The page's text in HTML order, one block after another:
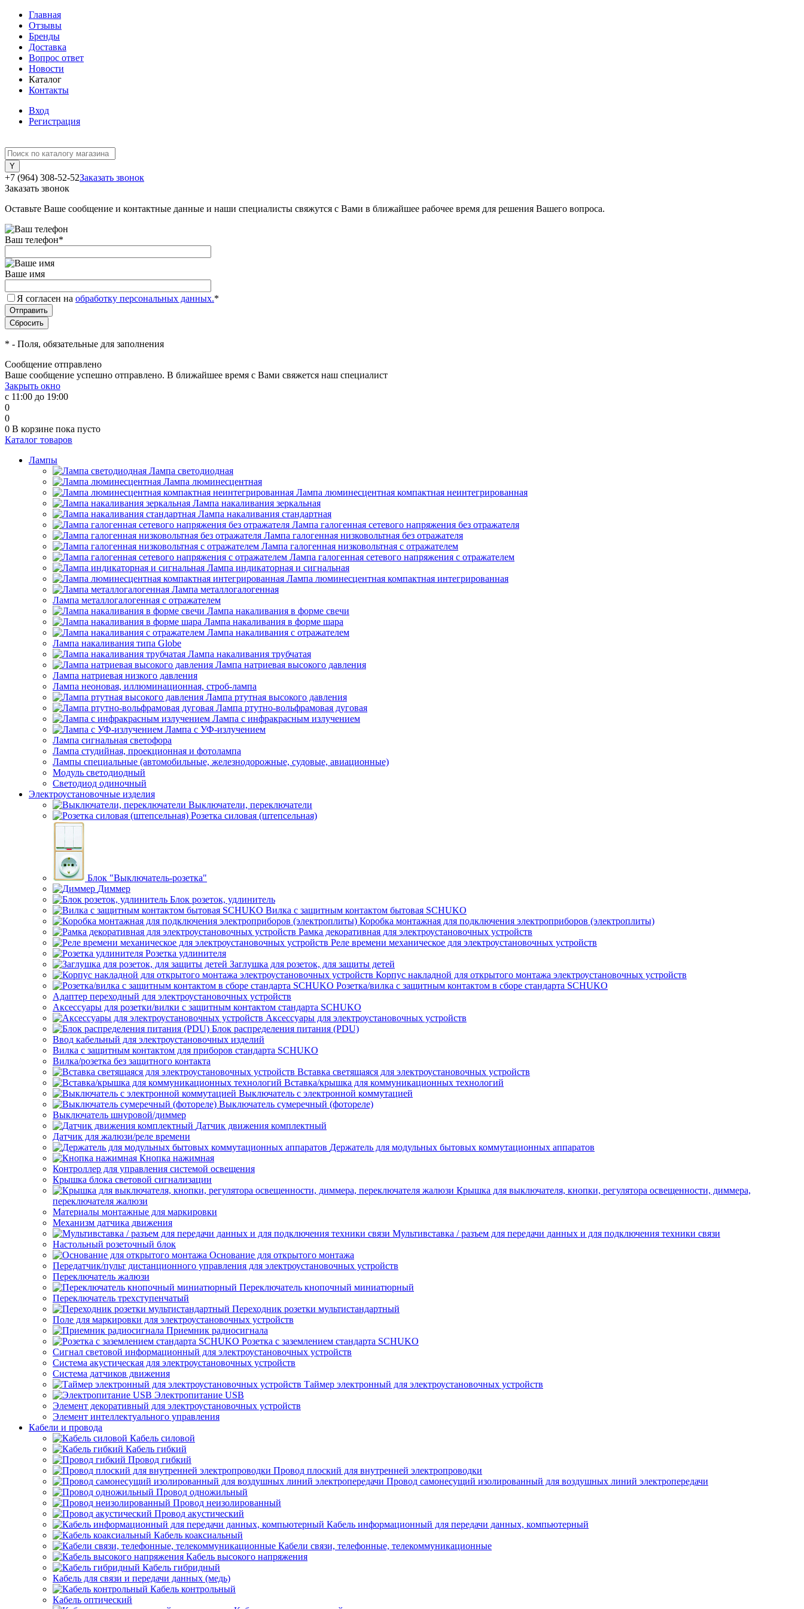
Главная
Отзывы
Бренды
Доставка
Вопрос ответ
Новости
Каталог
Контакты
Вход
Регистрация
+7 (964) 308-52-52Заказать звонок
Заказать звонок
Оставьте Ваше сообщение и контактные данные и наши специалисты свяжутся с Вами в ближайшее рабочее время для решения Вашего вопроса.
Ваш телефон*
Ваше имя
Я согласен на обработку персональных данных.*
* - Поля, обязательные для заполнения
Сообщение отправлено
Ваше сообщение успешно отправлено. В ближайшее время с Вами свяжется наш специалист
Закрыть окно
с 11:00 до 19:00
0
0
0 В корзине пока пусто
Каталог товаров
Лампы
Лампа светодиодная
Лампа люминесцентная
Лампа люминесцентная компактная неинтегрированная
Лампа накаливания зеркальная
Лампа накаливания стандартная
Лампа галогенная сетевого напряжения без отражателя
Лампа галогенная низковольтная без отражателя
Лампа галогенная низковольтная с отражателем
Лампа галогенная сетевого напряжения с отражателем
Лампа индикаторная и сигнальная
Лампа люминесцентная компактная интегрированная
Лампа металлогалогенная
Лампа металлогалогенная с отражателем
Лампа накаливания в форме свечи
Лампа накаливания в форме шара
Лампа накаливания с отражателем
Лампа накаливания типа Globe
Лампа накаливания трубчатая
Лампа натриевая высокого давления
Лампа натриевая низкого давления
Лампа неоновая, иллюминационная, строб-лампа
Лампа ртутная высокого давления
Лампа ртутно-вольфрамовая дуговая
Лампа с инфракрасным излучением
Лампа с УФ-излучением
Лампа сигнальная светофора
Лампа студийная, проекционная и фотолампа
Лампы специальные (автомобильные, железнодорожные, судовые, авиационные)
Модуль светодиодный
Светодиод одиночный
Электроустановочные изделия
Выключатели, переключатели
Розетка силовая (штепсельная)
Блок "Выключатель-розетка"
Диммер
Блок розеток, удлинитель
Вилка с защитным контактом бытовая SCHUKO
Коробка монтажная для подключения электроприборов (электроплиты)
Рамка декоративная для электроустановочных устройств
Реле времени механическое для электроустановочных устройств
Розетка удлинителя
Заглушка для розеток, для защиты детей
Корпус накладной для открытого монтажа электроустановочных устройств
Розетка/вилка с защитным контактом в сборе стандарта SCHUKO
Адаптер переходный для электроустановочных устройств
Аксессуары для розетки/вилки с защитным контактом стандарта SCHUKO
Аксессуары для электроустановочных устройств
Блок распределения питания (PDU)
Ввод кабельный для электроустановочных изделий
Вилка с защитным контактом для приборов стандарта SCHUKO
Вилка/розетка без защитного контакта
Вставка светящаяся для электроустановочных устройств
Вставка/крышка для коммуникационных технологий
Выключатель с электронной коммутацией
Выключатель сумеречный (фотореле)
Выключатель шнуровой/диммер
Датчик движения комплектный
Датчик для жалюзи/реле времени
Держатель для модульных бытовых коммутационных аппаратов
Кнопка нажимная
Контроллер для управления системой освещения
Крышка блока световой сигнализации
Крышка для выключателя, кнопки, регулятора освещенности, диммера,
переключателя жалюзи
Материалы монтажные для маркировки
Механизм датчика движения
Мультивставка / разъем для передачи данных и для подключения техники связи
Настольный розеточный блок
Основание для открытого монтажа
Передатчик/пульт дистанционного управления для электроустановочных устройств
Переключатель жалюзи
Переключатель кнопочный миниатюрный
Переключатель трехступенчатый
Переходник розетки мультистандартный
Поле для маркировки для электроустановочных устройств
Приемник радиосигнала
Розетка с заземлением стандарта SCHUKO
Сигнал световой информационный для электроустановочных устройств
Система акустическая для электроустановочных устройств
Система датчиков движения
Таймер электронный для электроустановочных устройств
Электропитание USB
Элемент декоративный для электроустановочных устройств
Элемент интеллектуального управления
Кабели и провода
Кабель силовой
Кабель гибкий
Провод гибкий
Провод плоский для внутренней электропроводки
Провод самонесущий изолированный для воздушных линий электропередачи
Провод одножильный
Провод неизолированный
Провод акустический
Кабель информационный для передачи данных, компьютерный
Кабель коаксиальный
Кабели связи, телефонные, телекоммуникационные
Кабель высокого напряжения
Кабель гибридный
Кабель для связи и передачи данных (медь)
Кабель контрольный
Кабель оптический